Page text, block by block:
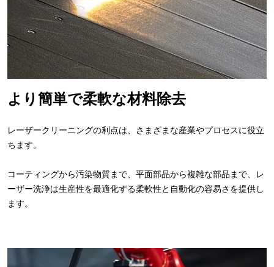
より簡単で柔軟な材料除去
レーザークリーニングの利点は、さまざまな産業やプロセスに役立
ちます。
コーティングから汚染物質まで、平面部品から複雑な部品まで、レ
ーザー洗浄は生産性を最適化する柔軟性と自動化の容易さを提供し
ます。